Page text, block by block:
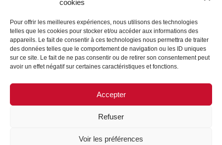
cookies
Pour offrir les meilleures expériences, nous utilisons des technologies
telles que les cookies pour stocker et/ou accéder aux informations des
appareils. Le fait de consentir à ces technologies nous permettra de traiter
des données telles que le comportement de navigation ou les ID uniques
sur ce site. Le fait de ne pas consentir ou de retirer son consentement peut
avoir un effet négatif sur certaines caractéristiques et fonctions.
Accepter
Refuser
Voir les préférences
Dior
Lire la suite
Faconnable
Lire la suite